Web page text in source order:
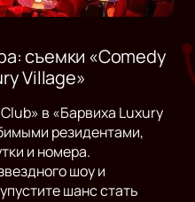
съемки «Comedy
Village»
в «Барвиха Luxury
резидентами,
и номера.
шоу и
шанс стать